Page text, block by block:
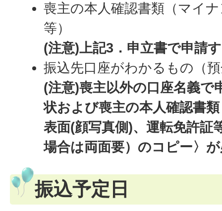
喪主の本人確認書類（マイ
等）
(注意)上記3．申立書で申請
振込先口座がわかるもの（
(注意)喪主以外の口座名義で
状および喪主の本人確認書
表面(顔写真側)、運転免許証
場合は両面要）のコピー〉
振込予定日